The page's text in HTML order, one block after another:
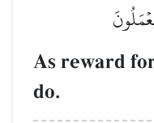
As reward
do.